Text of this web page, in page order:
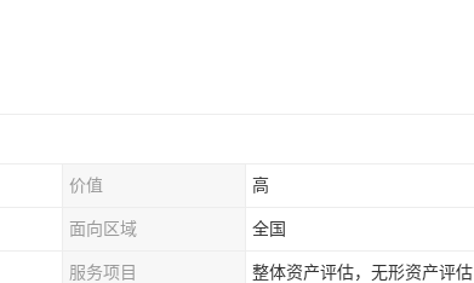
价值 高
面向区域 全国
服务项目 整体资产评估，无形资产评估